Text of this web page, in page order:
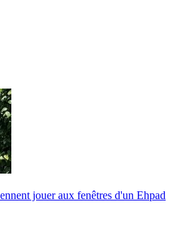
jouer aux fenêtres d'un Ehpad